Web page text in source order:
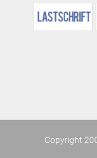
Copyright